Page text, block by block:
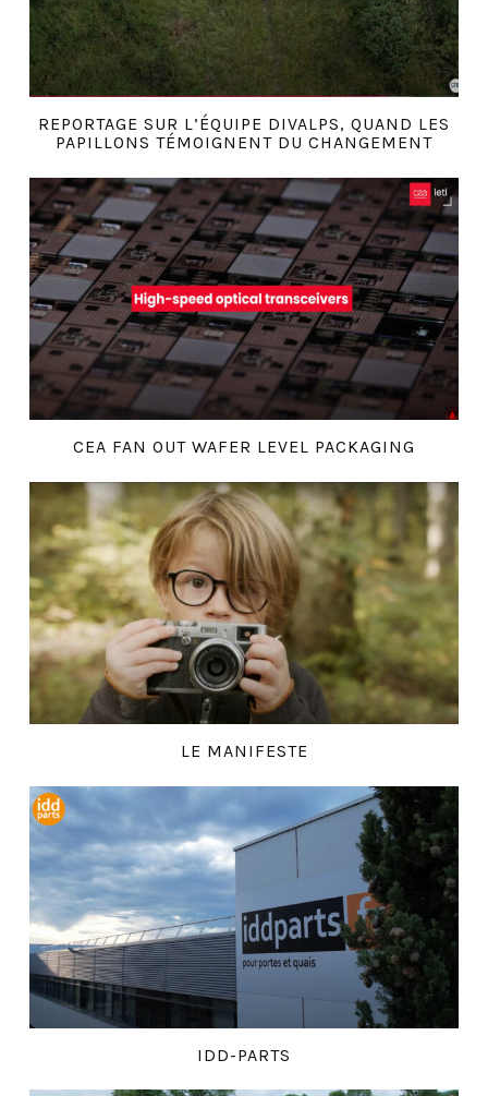
REPORTAGE SUR L’ÉQUIPE DIVALPS, QUAND LES
PAPILLONS TÉMOIGNENT DU CHANGEMENT
CEA FAN OUT WAFER LEVEL PACKAGING
LE MANIFESTE
IDD-PARTS